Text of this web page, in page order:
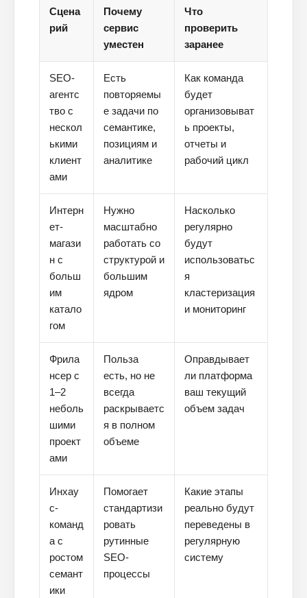
Сцена
рий
Почему
сервис
уместен
Что
проверить
заранее
SEO-
агентс
тво с
нескол
ькими
клиент
ами
Есть
повторяемы
е задачи по
семантике,
позициям и
аналитике
Как команда
будет
организовыват
ь проекты,
отчеты и
рабочий цикл
Интерн
ет-
магази
н с
больш
им
катало
гом
Нужно
масштабно
работать со
структурой и
большим
ядром
Насколько
регулярно
будут
использоватьс
я
кластеризация
и мониторинг
Фрила
нсер с
1–2
неболь
шими
проект
ами
Польза
есть, но не
всегда
раскрываетс
я в полном
объеме
Оправдывает
ли платформа
ваш текущий
объем задач
Инхау
с-
команд
а с
ростом
семант
ики
Помогает
стандартизи
ровать
рутинные
SEO-
процессы
Какие этапы
реально будут
переведены в
регулярную
систему
ПЕРЕЙТИ В БЛОГ
ПЕРЕЙТИ В БЛОГ